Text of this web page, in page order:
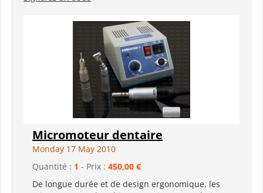
Micromoteur dentaire
Monday 17 May 2010
Quantité : 1 - Prix : 450,00 €
De longue durée et de design ergonomique, les